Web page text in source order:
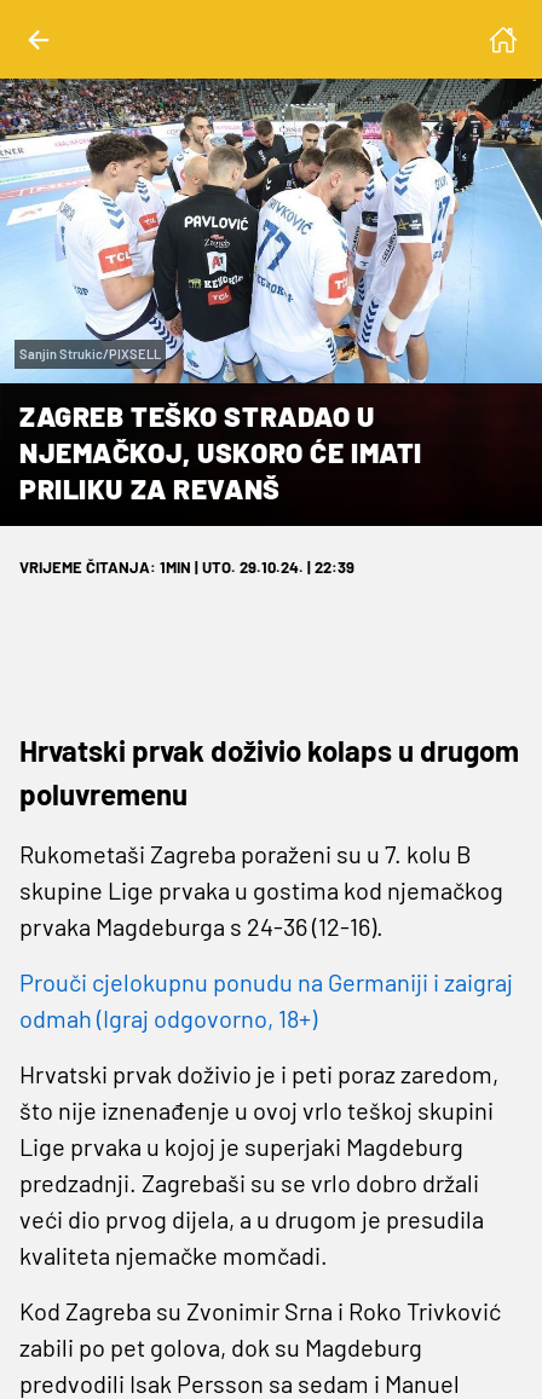
Sanjin Strukic/PIXSELL
ZAGREB TEŠKO STRADAO U
NJEMAČKOJ, USKORO ĆE IMATI
PRILIKU ZA REVANŠ
VRIJEME ČITANJA: 1MIN | UTO. 29.10.24. | 22:39
Hrvatski prvak doživio kolaps u drugom
poluvremenu
Rukometaši Zagreba poraženi su u 7. kolu B
skupine Lige prvaka u gostima kod njemačkog
prvaka Magdeburga s 24-36 (12-16).
Prouči cjelokupnu ponudu na Germaniji i zaigraj
odmah (Igraj odgovorno, 18+)
Hrvatski prvak doživio je i peti poraz zaredom,
što nije iznenađenje u ovoj vrlo teškoj skupini
Lige prvaka u kojoj je superjaki Magdeburg
predzadnji. Zagrebaši su se vrlo dobro držali
veći dio prvog dijela, a u drugom je presudila
kvaliteta njemačke momčadi.
Kod Zagreba su Zvonimir Srna i Roko Trivković
zabili po pet golova, dok su Magdeburg
predvodili Isak Persson sa sedam i Manuel